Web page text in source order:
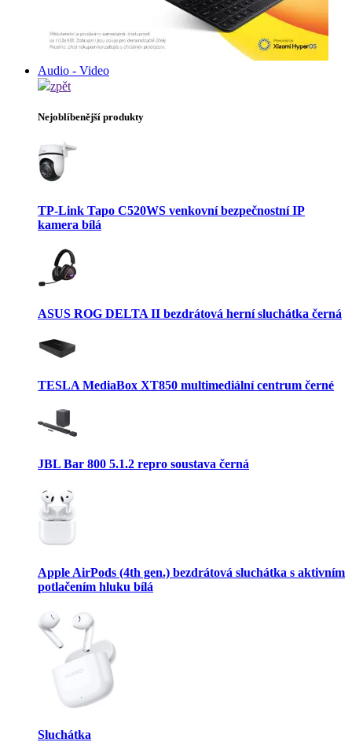
Audio - Video
zpět
Nejoblíbenější produkty
TP-Link Tapo C520WS venkovní bezpečnostní IP
kamera bílá
ASUS ROG DELTA II bezdrátová herní sluchátka černá
TESLA MediaBox XT850 multimediální centrum černé
JBL Bar 800 5.1.2 repro soustava černá
Apple AirPods (4th gen.) bezdrátová sluchátka s aktivním
potlačením hluku bílá
Sluchátka